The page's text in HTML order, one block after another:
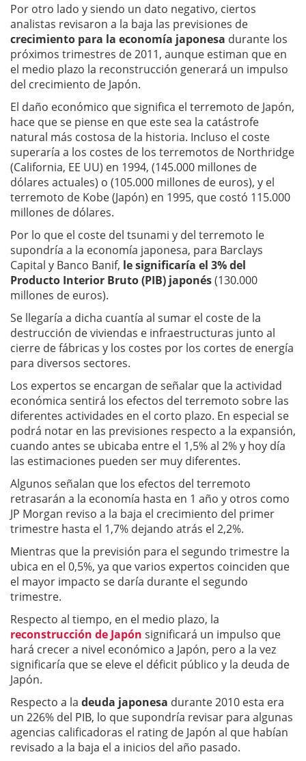
Por otro lado y siendo un dato negativo, ciertos
analistas revisaron a la baja las previsiones de
crecimiento para la economía japonesa durante los
próximos trimestres de 2011, aunque estiman que en
el medio plazo la reconstrucción generará un impulso
del crecimiento de Japón.
El daño económico que significa el terremoto de Japón,
hace que se piense en que este sea la catástrofe
natural más costosa de la historia. Incluso el coste
superaría a los costes de los terremotos de Northridge
(California, EE UU) en 1994, (145.000 millones de
dólares actuales) o (105.000 millones de euros), y el
terremoto de Kobe (Japón) en 1995, que costó 115.000
millones de dólares.
Por lo que el coste del tsunami y del terremoto le
supondría a la economía japonesa, para Barclays
Capital y Banco Banif, le significaría el 3% del
Producto Interior Bruto (PIB) japonés(130.000
millones de euros).
Se llegaría a dicha cuantía al sumar el coste de la
destrucción de viviendas e infraestructuras junto al
cierre de fábricas y los costes por los cortes de energía
para diversos sectores.
Los expertos se encargan de señalar que la actividad
económica sentirá los efectos del terremoto sobre las
diferentes actividades en el corto plazo. En especial se
podrá notar en las previsiones respecto a la expansión,
cuando antes se ubicaba entre el 1,5% al 2% y hoy día
las estimaciones pueden ser muy diferentes.
Algunos señalan que los efectos del terremoto
retrasarán a la economía hasta en 1 año y otros como
JP Morgan reviso a la baja el crecimiento del primer
trimestre hasta el 1,7% dejando atrás el 2,2%.
Mientras que la previsión para el segundo trimestre la
ubica en el 0,5%, ya que varios expertos coinciden que
el mayor impacto se daría durante el segundo
trimestre.
Respecto al tiempo, en el medio plazo, la
reconstrucción de Japón significará un impulso que
hará crecer a nivel económico a Japón, pero a la vez
significaría que se eleve el déficit público y la deuda de
Japón.
Respecto a la deuda japonesa durante 2010 esta era
un 226% del PIB, lo que supondría revisar para algunas
agencias calificadoras el rating de Japón al que habían
revisado a la baja el a inicios del año pasado.